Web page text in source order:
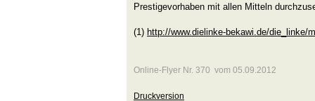
Prestigevorhaben mit allen Mitteln
(1) http://www.dielinke-bekawi.de/die_linke/
Online-Flyer Nr. 370 vom 05.09.2012
Druckversion